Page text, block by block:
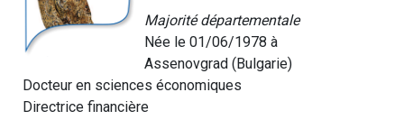
Majorité départementale
Née le 01/06/1978 à
Assenovgrad (Bulgarie)
Docteur en sciences économiques
Directrice financière